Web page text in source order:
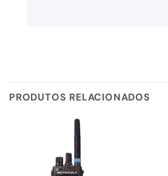
PRODUTOS RELACIONADOS